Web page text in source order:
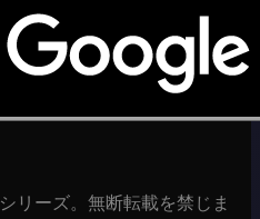
リーズ。無断転載を禁じま